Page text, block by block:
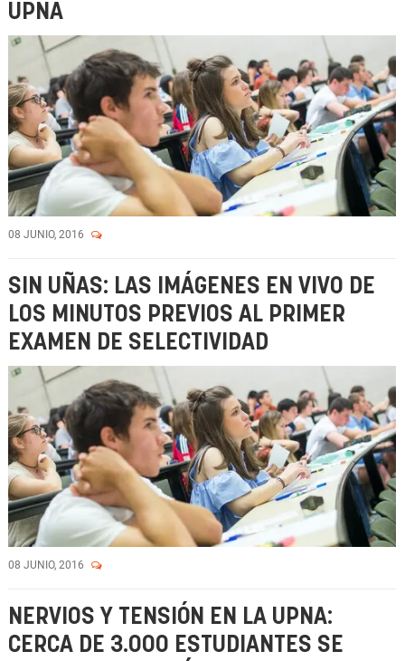
UPNA
08 JUNIO, 2016
SIN UÑAS: LAS IMÁGENES EN VIVO DE
LOS MINUTOS PREVIOS AL PRIMER
EXAMEN DE SELECTIVIDAD
08 JUNIO, 2016
NERVIOS Y TENSIÓN EN LA UPNA:
CERCA DE 3.000 ESTUDIANTES SE